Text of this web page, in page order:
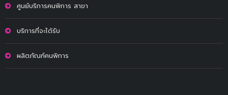
ศูนย์บริการคนพิการ สาขา
บริการที่จะได้รับ
ผลิตภัณฑ์คนพิการ